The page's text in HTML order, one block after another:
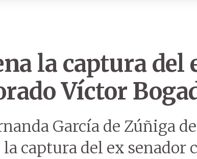
la captura del
Víctor
García de Zúñiga
captura del ex senador